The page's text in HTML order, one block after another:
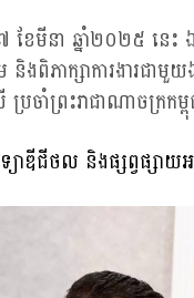
នា ឆ្នាំ២០២៥ នេះ ឯ
ងពិភាក្សាការងារជា
ប្រចាំព្រះរាជាណាចក្រ
ទ្យាឌីជីថល និងផ្សព្វផ្សាយ